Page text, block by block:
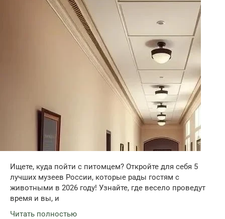
Ищете, куда пойти с питомцем? Откройте для себя 5
лучших музеев России, которые рады гостям с
животными в 2026 году! Узнайте, где весело проведут
время и вы, и
Читать полностью